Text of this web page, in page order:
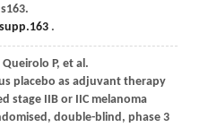
.
Queirolo P, et al.
placebo as adjuvant therapy
stage IIB or IIC melanoma
double-blind, phase 3